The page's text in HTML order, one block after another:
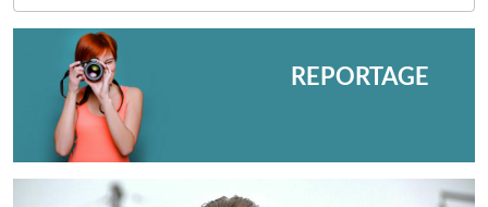
REPORTAGE